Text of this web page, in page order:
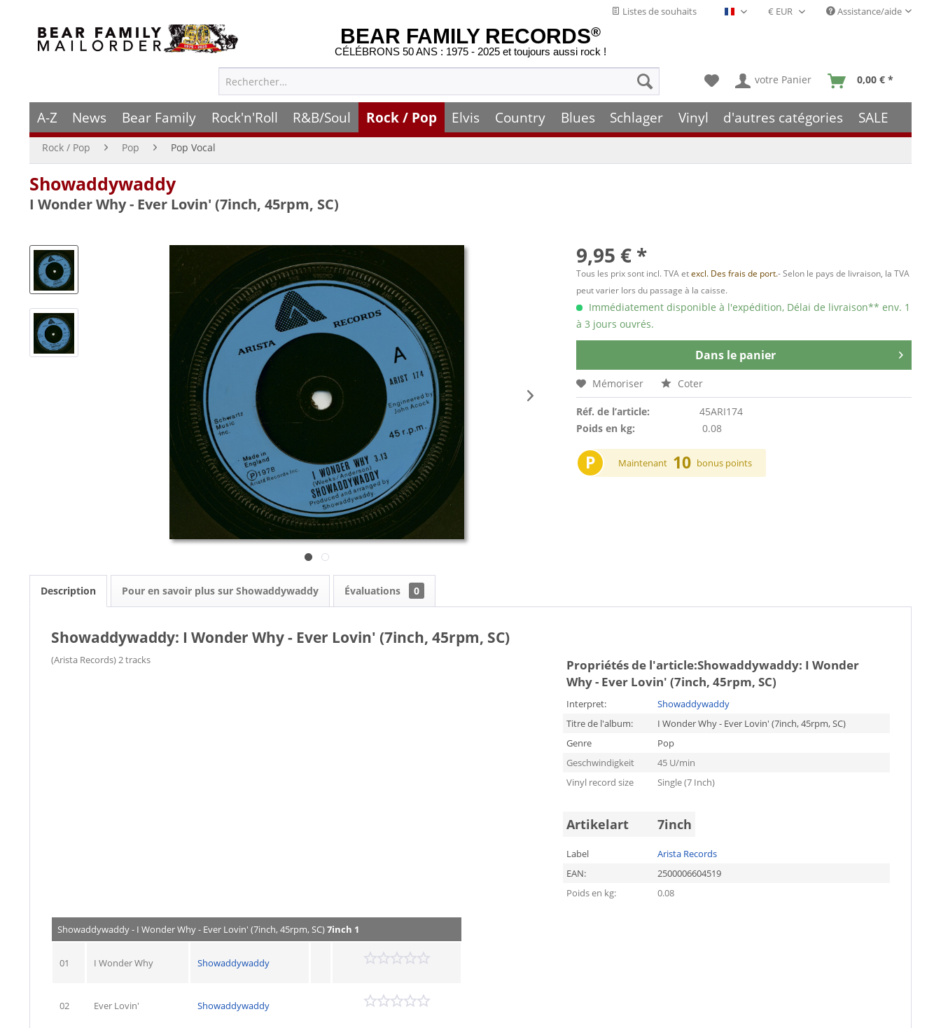
Listes de souhaits Français- FR Assistance/aide
BEAR FAMILY RECORDS®
CÉLÉBRONS 50 ANS : 1975 - 2025 et toujours aussi rock !
votre Panier 0,00 € *
A-Z News Bear Family Rock'n'Roll R&B/Soul Rock / Pop Elvis Country Blues Schlager Vinyl d'autres catégories SALE
Rock / Pop Pop Pop Vocal
Showaddywaddy
I Wonder Why - Ever Lovin' (7inch, 45rpm, SC)
9,95 € *
Tous les prix sont incl. TVA etexcl. Des frais de port.- Selon le pays de livraison, la TVA
peut varier lors du passage à la caisse.
Immédiatement disponible à l'expédition, Délai de livraison** env. 1
à 3 jours ouvrés.
Dans le panier
Mémoriser Coter
Réf. de l’article:
45ARI174
Poids en kg:
0.08
P Maintenant 10 bonus points
Description Pour en savoir plus sur Showaddywaddy Évaluations 0
Showaddywaddy: I Wonder Why - Ever Lovin' (7inch, 45rpm, SC)
(Arista Records) 2 tracks Propriétés de l'article:Showaddywaddy: I Wonder
Why - Ever Lovin' (7inch, 45rpm, SC)
Interpret:
Showaddywaddy
Titre de l'album:
I Wonder Why - Ever Lovin' (7inch, 45rpm, SC)
Genre
Pop
Geschwindigkeit
45 U/min
Vinyl record size
Single (7 Inch)
Artikelart 7inch
Label
Arista Records
EAN:
2500006604519
Poids en kg:
0.08
Showaddywaddy - I Wonder Why - Ever Lovin' (7inch, 45rpm, SC)7inch 1
01 I Wonder Why Showaddywaddy
02 Ever Lovin' Showaddywaddy